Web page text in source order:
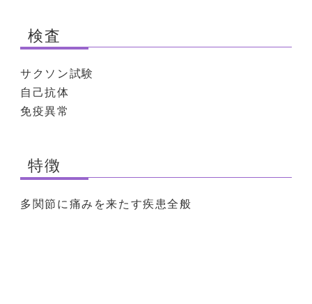
検査
サクソン試験
自己抗体
免疫異常
特徴
多関節に痛みを来たす疾患全般